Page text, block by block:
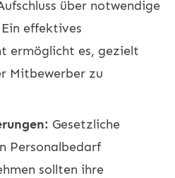
über notwendige
effektives
ermöglicht es, gezielt
Mitbewerber zu
Gesetzliche
Personalbedarf
sollten ihre